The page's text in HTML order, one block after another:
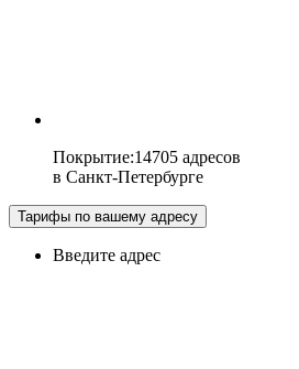
Покрытие:14705 адресов
в Санкт-Петербурге
Тарифы по вашему адресу
Введите адрес